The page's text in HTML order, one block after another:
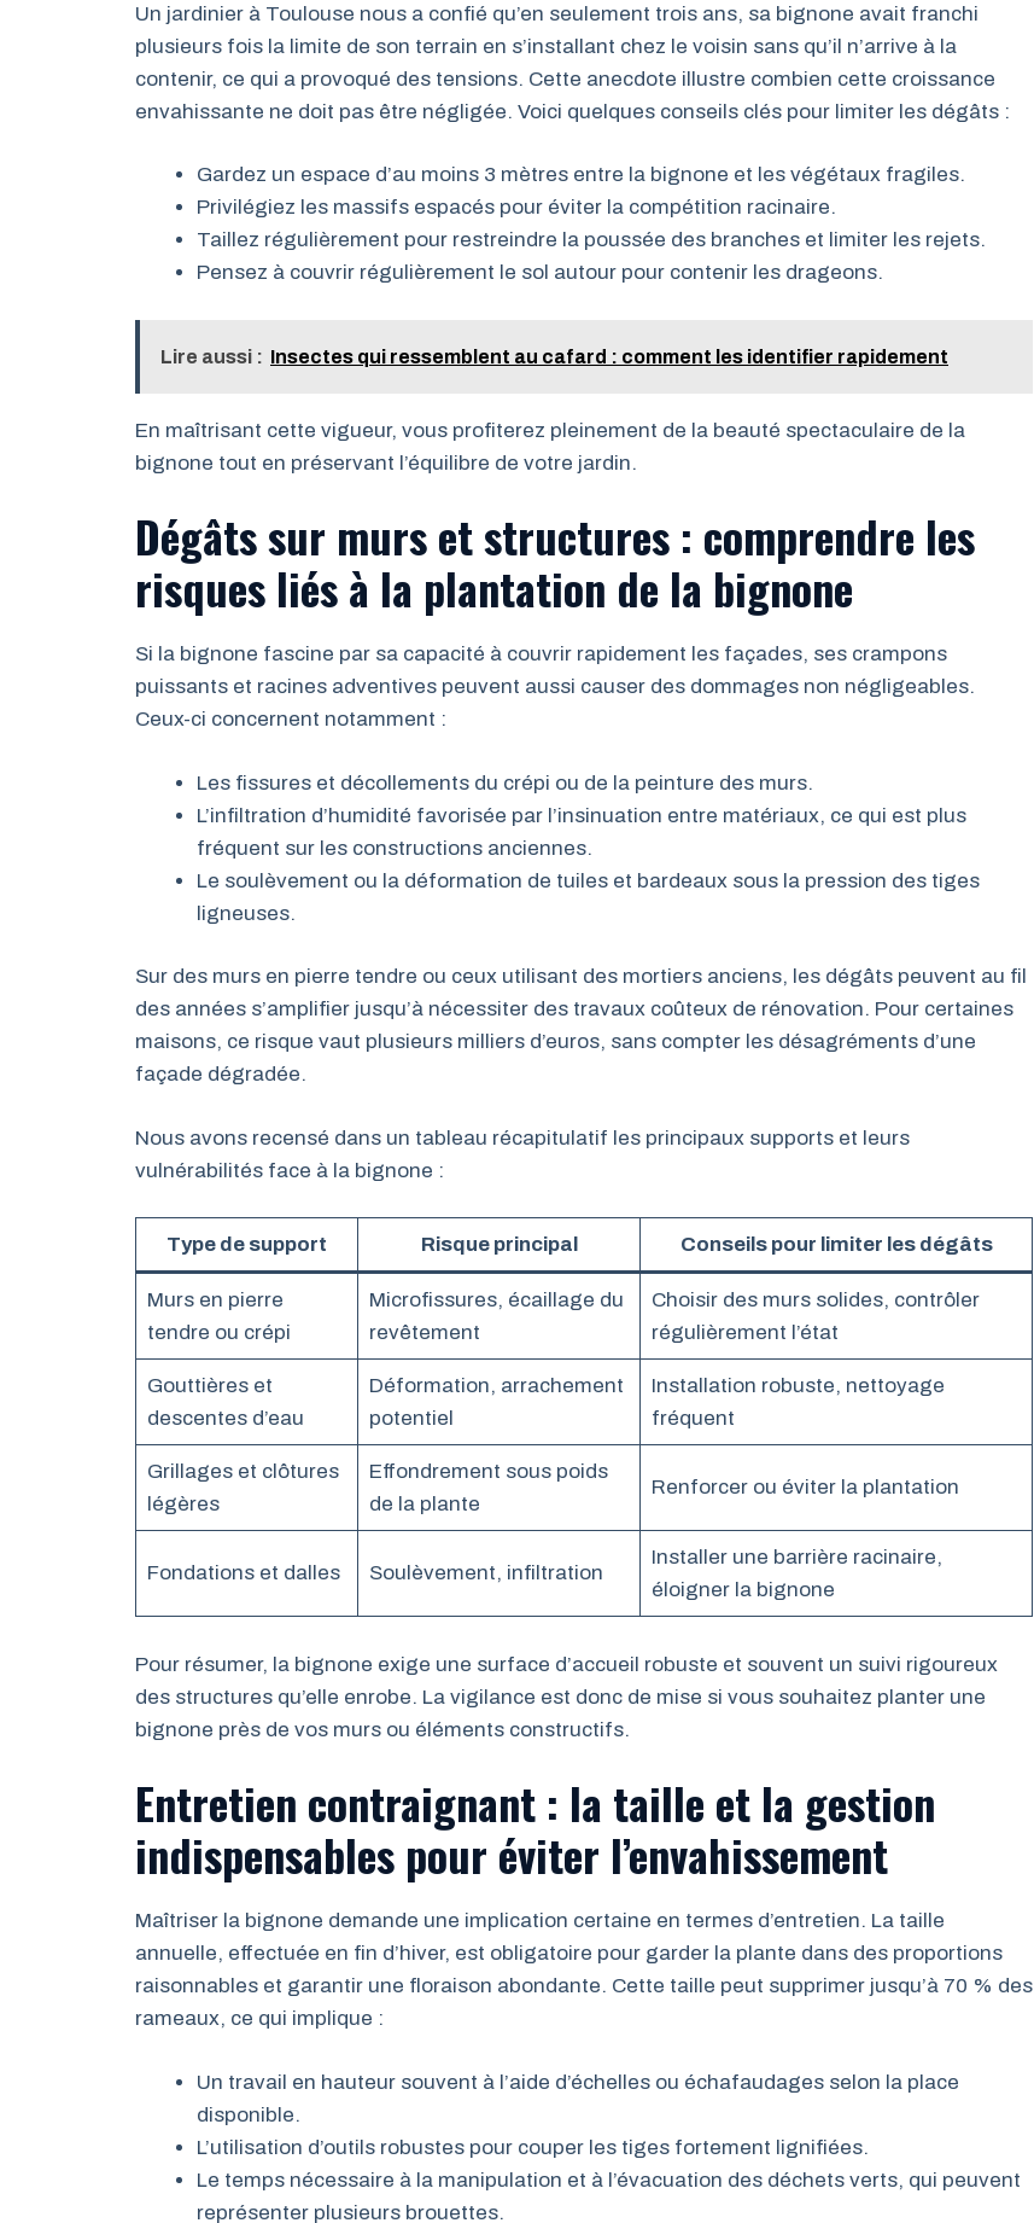
Un jardinier à Toulouse nous a confié qu’en seulement trois ans, sa bignone avait franchi
plusieurs fois la limite de son terrain en s’installant chez le voisin sans qu’il n’arrive à la
contenir, ce qui a provoqué des tensions. Cette anecdote illustre combien cette croissance
envahissante ne doit pas être négligée. Voici quelques conseils clés pour limiter les dégâts :
Gardez un espace d’au moins 3 mètres entre la bignone et les végétaux fragiles.
Privilégiez les massifs espacés pour éviter la compétition racinaire.
Taillez régulièrement pour restreindre la poussée des branches et limiter les rejets.
Pensez à couvrir régulièrement le sol autour pour contenir les drageons.
Lire aussi : Insectes qui ressemblent au cafard : comment les identifier rapidement
En maîtrisant cette vigueur, vous profiterez pleinement de la beauté spectaculaire de la
bignone tout en préservant l’équilibre de votre jardin.
Dégâts sur murs et structures : comprendre les
risques liés à la plantation de la bignone
Si la bignone fascine par sa capacité à couvrir rapidement les façades, ses crampons
puissants et racines adventives peuvent aussi causer des dommages non négligeables.
Ceux-ci concernent notamment :
Les fissures et décollements du crépi ou de la peinture des murs.
L’infiltration d’humidité favorisée par l’insinuation entre matériaux, ce qui est plus
fréquent sur les constructions anciennes.
Le soulèvement ou la déformation de tuiles et bardeaux sous la pression des tiges
ligneuses.
Sur des murs en pierre tendre ou ceux utilisant des mortiers anciens, les dégâts peuvent au fil
des années s’amplifier jusqu’à nécessiter des travaux coûteux de rénovation. Pour certaines
maisons, ce risque vaut plusieurs milliers d’euros, sans compter les désagréments d’une
façade dégradée.
Nous avons recensé dans un tableau récapitulatif les principaux supports et leurs
vulnérabilités face à la bignone :
Type de support Risque principal Conseils pour limiter les dégâts
Murs en pierre
tendre ou crépi
Microfissures, écaillage du
revêtement
Choisir des murs solides, contrôler
régulièrement l’état
Gouttières et
descentes d’eau
Déformation, arrachement
potentiel
Installation robuste, nettoyage
fréquent
Grillages et clôtures
légères
Effondrement sous poids
de la plante
Renforcer ou éviter la plantation
Fondations et dalles Soulèvement, infiltration
Installer une barrière racinaire,
éloigner la bignone
Pour résumer, la bignone exige une surface d’accueil robuste et souvent un suivi rigoureux
des structures qu’elle enrobe. La vigilance est donc de mise si vous souhaitez planter une
bignone près de vos murs ou éléments constructifs.
Entretien contraignant : la taille et la gestion
indispensables pour éviter l’envahissement
Maîtriser la bignone demande une implication certaine en termes d’entretien. La taille
annuelle, effectuée en fin d’hiver, est obligatoire pour garder la plante dans des proportions
raisonnables et garantir une floraison abondante. Cette taille peut supprimer jusqu’à 70 % des
rameaux, ce qui implique :
Un travail en hauteur souvent à l’aide d’échelles ou échafaudages selon la place
disponible.
L’utilisation d’outils robustes pour couper les tiges fortement lignifiées.
Le temps nécessaire à la manipulation et à l’évacuation des déchets verts, qui peuvent
représenter plusieurs brouettes.